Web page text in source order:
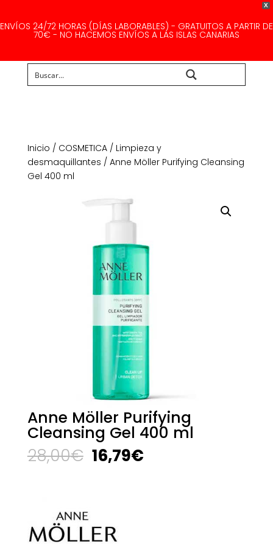
X
ENVÍOS 24/72 HORAS (DÍAS LABORABLES) - GRATUITOS A PARTIR DE
70€ - NO HACEMOS ENVÍOS A LAS ISLAS CANARIAS
Inicio / COSMETICA/ Limpieza y
desmaquillantes / Anne Möller Purifying Cleansing
Gel 400 ml
Anne Möller Purifying
Cleansing Gel 400 ml
28,00€ El
precio
16,79€El